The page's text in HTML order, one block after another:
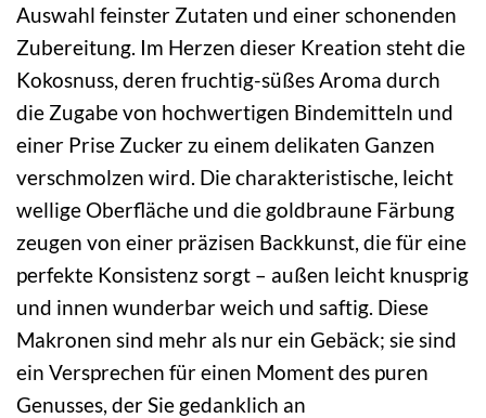
Auswahl feinster Zutaten und einer schonenden
Zubereitung. Im Herzen dieser Kreation steht die
Kokosnuss, deren fruchtig-süßes Aroma durch
die Zugabe von hochwertigen Bindemitteln und
einer Prise Zucker zu einem delikaten Ganzen
verschmolzen wird. Die charakteristische, leicht
wellige Oberfläche und die goldbraune Färbung
zeugen von einer präzisen Backkunst, die für eine
perfekte Konsistenz sorgt – außen leicht knusprig
und innen wunderbar weich und saftig. Diese
Makronen sind mehr als nur ein Gebäck; sie sind
ein Versprechen für einen Moment des puren
Genusses, der Sie gedanklich an